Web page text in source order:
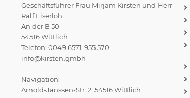
Geschäftsführer Frau Mirjam Kirsten und Herr
Ralf Eiserloh
An der B 50
54516 Wittlich
Telefon: 0049 6571-955 570
info@kirsten.gmbh
Navigation:
Arnold-Janssen-Str. 2, 54516 Wittlich